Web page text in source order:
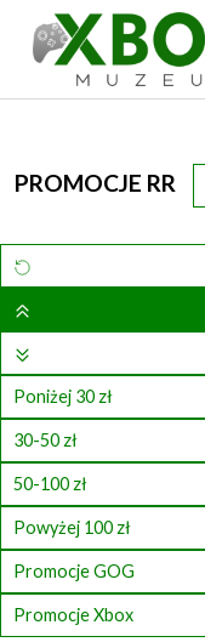
PROMOCJE RR
Poniżej 30 zł
30-50 zł
50-100 zł
Powyżej 100 zł
Promocje GOG
Promocje Xbox